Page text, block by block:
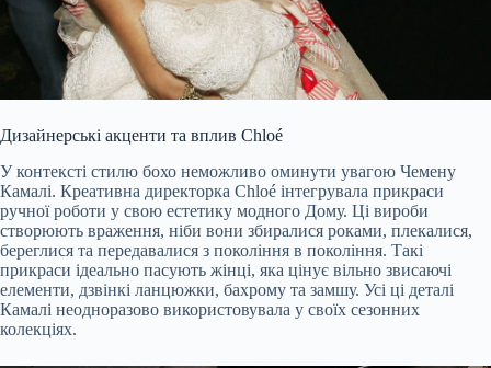
Дизайнерські акценти та вплив Chloé
У контексті стилю бохо неможливо оминути увагою Чемену
Камалі. Креативна директорка Chloé інтегрувала прикраси
ручної роботи у свою естетику модного Дому. Ці вироби
створюють враження, ніби вони збиралися роками, плекалися,
береглися та передавалися з покоління в покоління. Такі
прикраси ідеально пасують жінці, яка цінує вільно звисаючі
елементи, дзвінкі ланцюжки, бахрому та замшу. Усі ці деталі
Камалі неодноразово використовувала у своїх сезонних
колекціях.